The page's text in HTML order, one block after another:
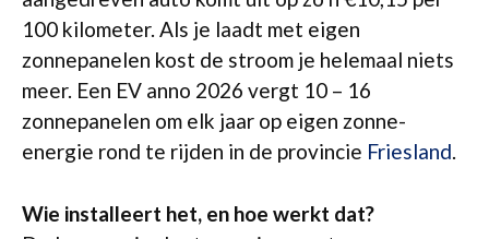
100 kilometer. Als je laadt met eigen
zonnepanelen kost de stroom je helemaal niets
meer. Een EV anno 2026 vergt 10 – 16
zonnepanelen om elk jaar op eigen zonne-
energie rond te rijden in de provincie Friesland.
Wie installeert het, en hoe werkt dat?